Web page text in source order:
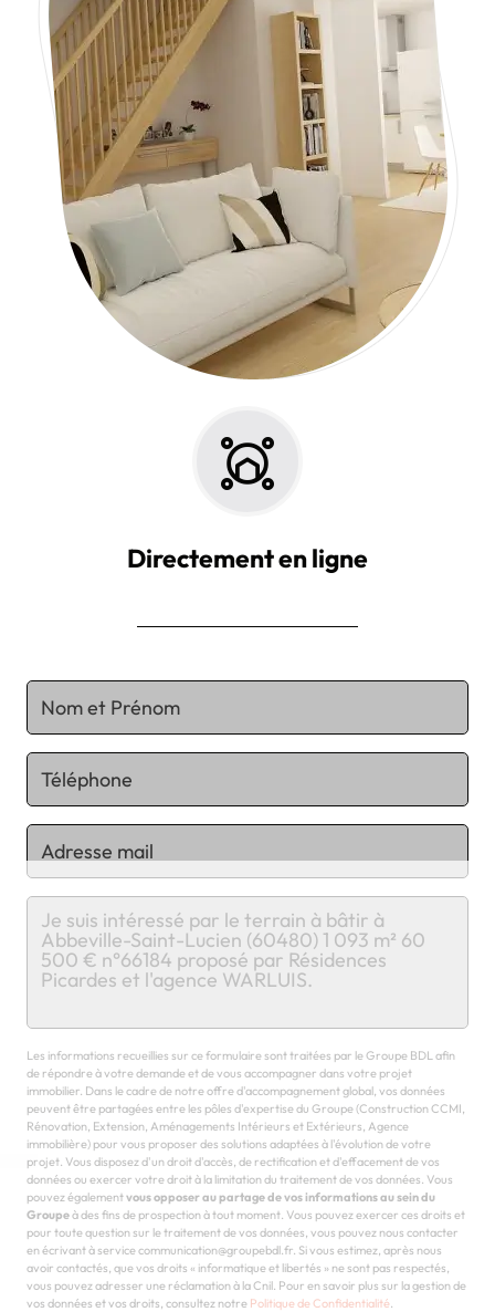
Directement en ligne
Chargement...
Les informations recueillies sur ce formulaire sont traitées par le Groupe BDL afin
de répondre à votre demande et de vous accompagner dans votre projet
immobilier. Dans le cadre de notre offre d'accompagnement global, vos données
peuvent être partagées entre les pôles d'expertise du Groupe (Construction CCMI,
Rénovation, Extension, Aménagements Intérieurs et Extérieurs, Agence
immobilière) pour vous proposer des solutions adaptées à l'évolution de votre
projet. Vous disposez d'un droit d'accès, de rectification et d'effacement de vos
données ou exercer votre droit à la limitation du traitement de vos données. Vous
pouvez égalementvous opposer au partage de vos informations au sein du
Groupeà des fins de prospection à tout moment. Vous pouvez exercer ces droits et
pour toute question sur le traitement de vos données, vous pouvez nous contacter
en écrivant à service communication@groupebdl.fr. Si vous estimez, après nous
avoir contactés, que vos droits « informatique et libertés » ne sont pas respectés,
vous pouvez adresser une réclamation à la Cnil. Pour en savoir plus sur la gestion de
vos données et vos droits, consultez notre Politique de Confidentialité.